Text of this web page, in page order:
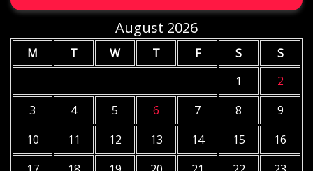
August 2026
M T W T F S
S
1
2
3
4 5 6 7 8
9
10
11 12 13 14 15
16